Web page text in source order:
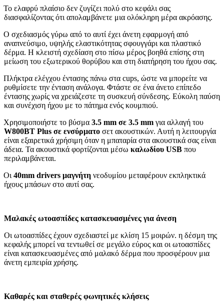
Το ελαφρύ πλαίσιο δεν ζυγίζει πολύ στο κεφάλι σας
διασφαλίζοντας ότι απολαμβάνετε μια ολόκληρη μέρα ακρόασης.
Ο σχεδιασμός γύρω από το αυτί έχει άνετη εφαρμογή από
αναπνεύσιμο, υψηλής ελαστικότητας σφουγγάρι και πλαστικό
δέρμα. Η κλειστή σχεδίαση στο πίσω μέρος βοηθά επίσης στη
μείωση του εξωτερικού θορύβου και στη διατήρηση του ήχου σας.
Πλήκτρα ελέγχου έντασης πάνω στα cups, ώστε να μπορείτε να
ρυθμίσετε την ένταση ανάλογα. Φτάστε σε ένα άνετο επίπεδο
έντασης χωρίς να χρειάζεστε τη συσκευή σύνδεσης. Εύκολη παύση
και συνέχιση ήχου με το πάτημα ενός κουμπιού.
Χρησιμοποιήστε το βύσμα 3.5 mm σε 3.5 mm για αλλαγή του
W800BT Plus σε ενσύρματο σετ ακουστικών. Αυτή η λειτουργία
είναι εξαιρετικά χρήσιμη όταν η μπαταρία στα ακουστικά σας είναι
άδεια. Τα ακουστικά φορτίζονται μέσω καλωδίου USB που
περιλαμβάνεται.
Οι 40mm drivers μαγνήτη νεοδυμίου μεταφέρουν εκπληκτικά
ήχους μπάσων στο αυτί σας.
Μαλακές ωτοασπίδες κατασκευασμένες για άνεση
Οι ωτοασπίδες έχουν σχεδιαστεί με κλίση 15 μοιρών. η δέσμη της
κεφαλής μπορεί να τεντωθεί σε μεγάλο εύρος και οι ωτοασπίδες
είναι κατασκευασμένες από μαλακό δέρμα που προσφέρουν μια
άνετη εμπειρία χρήσης.
Καθαρές και σταθερές φωνητικές κλήσεις